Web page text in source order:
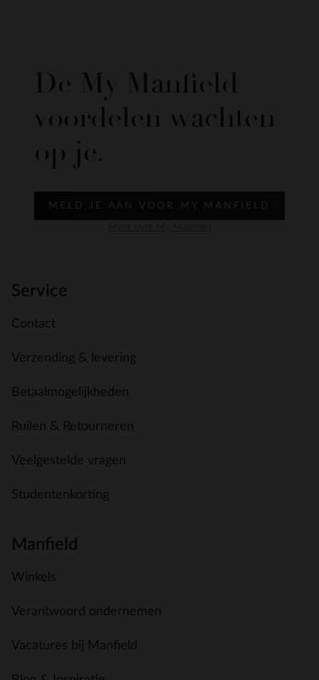
De My Manfield
voordelen wachten
op je.
MELD JE AAN VOOR MY MANFIELD
Service
Contact
Verzending & levering
Betaalmogelijkheden
Ruilen & Retourneren
Veelgestelde vragen
Studentenkorting
Manfield
Winkels
Verantwoord ondernemen
Vacatures bij Manfield